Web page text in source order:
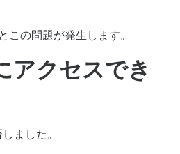
この問題が発生します。
アクセスでき
ました。